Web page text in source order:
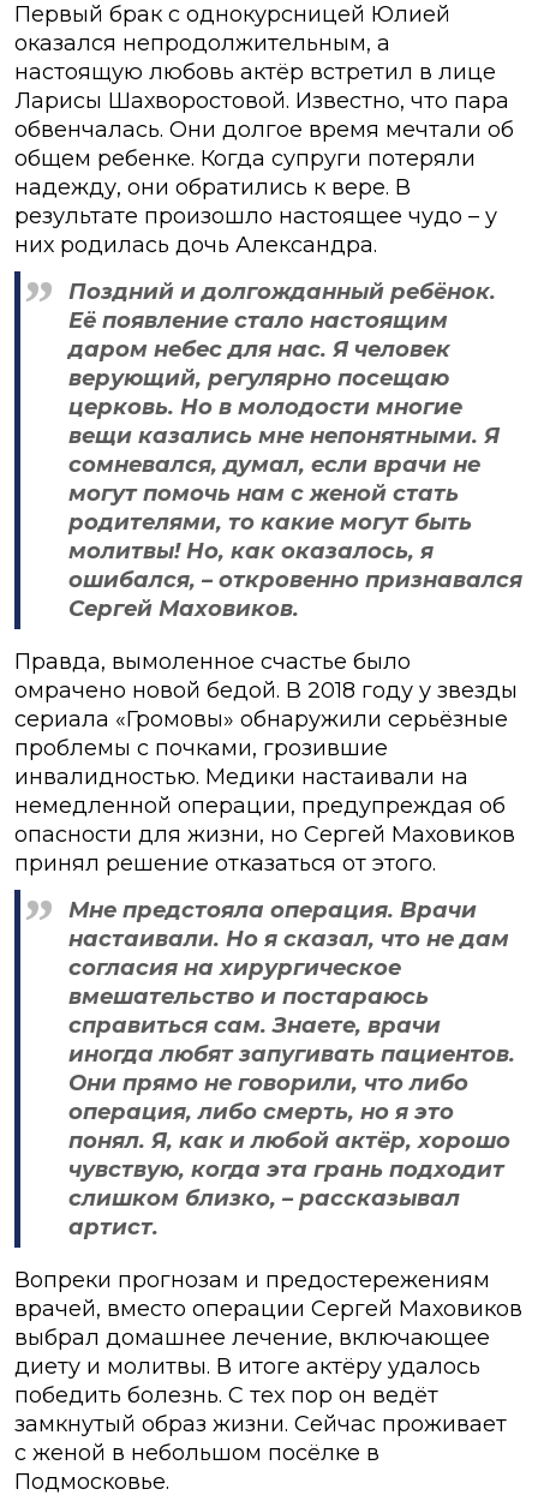
Первый брак с однокурсницей Юлией
оказался непродолжительным, а
настоящую любовь актёр встретил в лице
Ларисы Шахворостовой. Известно, что пара
обвенчалась. Они долгое время мечтали об
общем ребенке. Когда супруги потеряли
надежду, они обратились к вере. В
результате произошло настоящее чудо – у
них родилась дочь Александра.
Поздний и долгожданный ребёнок.
Её появление стало настоящим
даром небес для нас. Я человек
верующий, регулярно посещаю
церковь. Но в молодости многие
вещи казались мне непонятными. Я
сомневался, думал, если врачи не
могут помочь нам с женой стать
родителями, то какие могут быть
молитвы! Но, как оказалось, я
ошибался, – откровенно признавался
Сергей Маховиков.
Правда, вымоленное счастье было
омрачено новой бедой. В 2018 году у звезды
сериала «Громовы» обнаружили серьёзные
проблемы с почками, грозившие
инвалидностью. Медики настаивали на
немедленной операции, предупреждая об
опасности для жизни, но Сергей Маховиков
принял решение отказаться от этого.
Мне предстояла операция. Врачи
настаивали. Но я сказал, что не дам
согласия на хирургическое
вмешательство и постараюсь
справиться сам. Знаете, врачи
иногда любят запугивать пациентов.
Они прямо не говорили, что либо
операция, либо смерть, но я это
понял. Я, как и любой актёр, хорошо
чувствую, когда эта грань подходит
слишком близко, – рассказывал
артист.
Вопреки прогнозам и предостережениям
врачей, вместо операции Сергей Маховиков
выбрал домашнее лечение, включающее
диету и молитвы. В итоге актёру удалось
победить болезнь. С тех пор он ведёт
замкнутый образ жизни. Сейчас проживает
с женой в небольшом посёлке в
Подмосковье.